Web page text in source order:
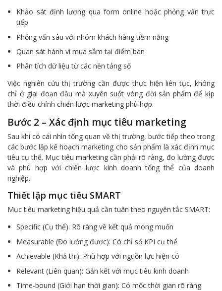
Khảo sát định lượng qua form online hoặc phỏng vấn trực
tiếp
Phỏng vấn sâu với nhóm khách hàng tiềm năng
Quan sát hành vi mua sắm tại điểm bán
Phân tích dữ liệu từ các nền tảng số
Việc nghiên cứu thị trường cần được thực hiện liên tục, không
chỉ ở giai đoạn đầu mà xuyên suốt vòng đời sản phẩm để kịp
thời điều chỉnh chiến lược marketing phù hợp.
Bước 2 – Xác định mục tiêu marketing
Sau khi có cái nhìn tổng quan về thị trường, bước tiếp theo trong
các bước lập kế hoạch marketing cho sản phẩm là xác định mục
tiêu cụ thể. Mục tiêu marketing cần phải rõ ràng, đo lường được
và phù hợp với chiến lược kinh doanh tổng thể của doanh
nghiệp.
Thiết lập mục tiêu SMART
Mục tiêu marketing hiệu quả cần tuân theo nguyên tắc SMART:
Specific (Cụ thể): Rõ ràng về kết quả mong muốn
Measurable (Đo lường được): Có chỉ số KPI cụ thể
Achievable (Khả thi): Phù hợp với nguồn lực hiện có
Relevant (Liên quan): Gắn kết với mục tiêu kinh doanh
Time-bound (Giới hạn thời gian): Có mốc thời gian rõ ràng